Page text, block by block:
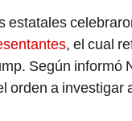
estatales
, el cual
Según informó
orden a investigar